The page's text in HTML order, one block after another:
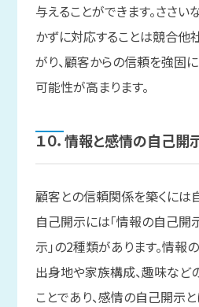
与えることができます。ささい
かずに対応することは競合他
がり、顧客からの信頼を強固
可能性が高まります。
１０．情報と感情の自己開
顧客との信頼関係を築くには
自己開示には「情報の自己開
示」の2種類があります。情報
出身地や家族構成、趣味など
ことであり、感情の自己開示